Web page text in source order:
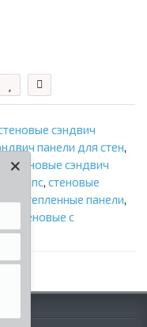
сэндвич
панели для стен,
стеновые сэндвич
с ппс, стеновые
, утепленные панели,
стеновые с